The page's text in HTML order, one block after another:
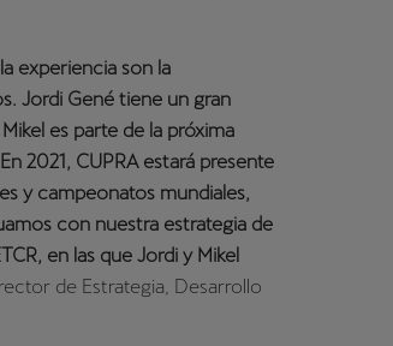
experiencia son la
Jordi Gené tiene un gran
es parte de la próxima
2021, CUPRA estará presente
y campeonatos mundiales,
con nuestra estrategia de
en las que Jordi y Mikel
de Estrategia, Desarrollo